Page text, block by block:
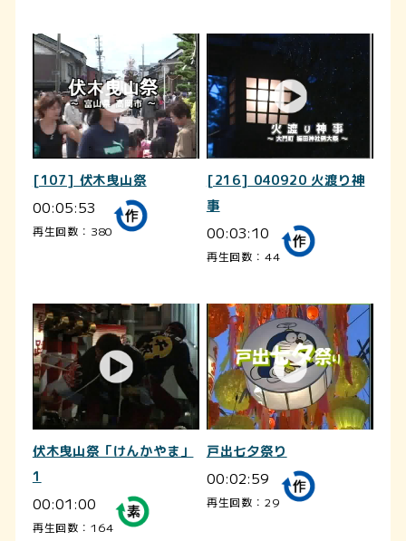
[107] 伏木曳山祭
00:05:53
再生回数：380
[216] 040920 火渡り神
事
00:03:10
再生回数：44
伏木曳山祭「けんかやま」
1
00:01:00
再生回数：164
戸出七夕祭り
00:02:59
再生回数：29